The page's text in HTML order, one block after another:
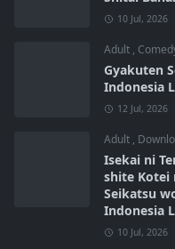
10 Jul, 2026
Adult ,
Gyakuten
Indonesia
12 Jul, 2026
Adult ,
Isekai ni
shite Kotei
Seikatsu
Indonesia
10 Jul, 2026